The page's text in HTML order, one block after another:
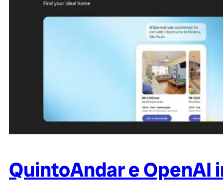
QuintoAndar e OpenAI